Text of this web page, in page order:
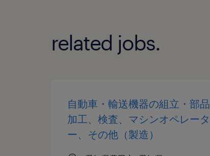
related jobs.
自動車・輸送機器の組立・部品
加工、検査、マシンオペレータ
ー、その他（製造）